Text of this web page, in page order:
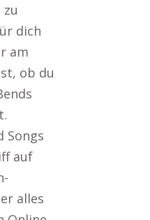
dich
am
ob du
Songs
auf
alles